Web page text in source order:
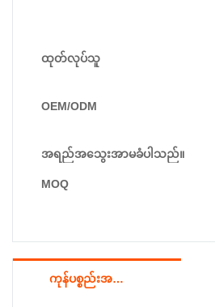
ထုတ်လုပ်သူ
OEM/ODM
အရည်အသွေးအာမခံပါသည်။
MOQ
ကုန်ပစ္စည်းအသေးစိတ်